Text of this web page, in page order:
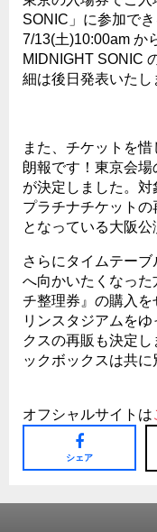
SONIC 」に参加で
7/13(土)10:00am か
MIDNIGHT SONIC
細は後日発表いたし
また、チケットを
朗報です！東京会
が決定しました。対
プラチナチケット
となっている大阪公
さらにタイムテー
へ向かいたくなった
チ整理券』の購入
リンスタジアムを
クスの再販も決定
ックボックスは共に
オフシャルサイトは
シェア